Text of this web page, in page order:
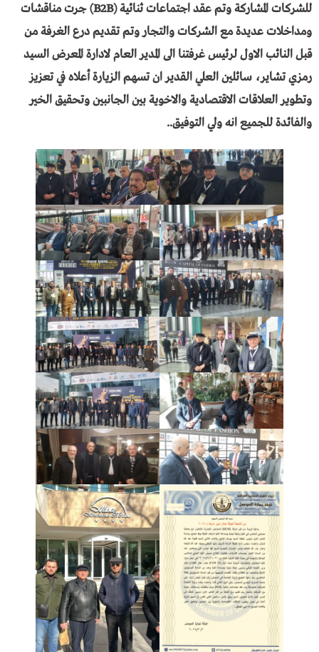
للشركات المشاركة وتم عقد اجتماعات ثنائية (B2B) جرت مناقشات
ومداخلات عديدة مع الشركات والتجار وتم تقديم درع الغرفة من
قبل النائب الاول لرئيس غرفتنا الى المدير العام لادارة المعرض السيد
رمزي تشاير، سائلين العلي القدير ان تسهم الزيارة أعلاه في تعزيز
وتطوير العلاقات الاقتصادية والاخوية بين الجانبين وتحقيق الخير
والفائدة للجميع انه ولي التوفيق..